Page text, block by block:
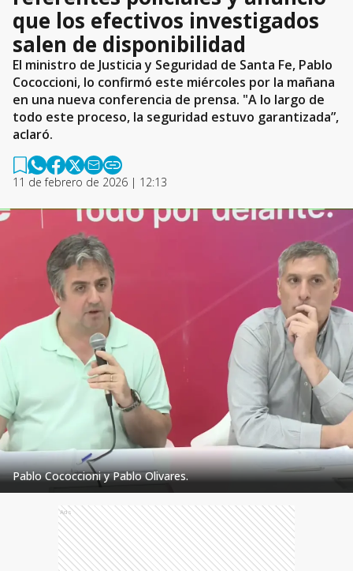
que los efectivos investigados
salen de disponibilidad
El ministro de Justicia y Seguridad de Santa Fe, Pablo
Cococcioni, lo confirmó este miércoles por la mañana
en una nueva conferencia de prensa. "A lo largo de
todo este proceso, la seguridad estuvo garantizada”,
aclaró.
11 de febrero de 2026 | 12:13
Pablo Cococcioni y Pablo Olivares.
Ads